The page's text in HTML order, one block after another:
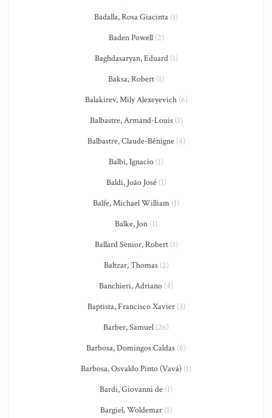
Badalla, Rosa Giacinta (1)
Baden Powell(2)
Baghdasaryan, Eduard(1)
Baksa, Robert (1)
Balakirev, Mily Alexeyevich(6)
Balbastre, Armand-Louis(1)
Balbastre, Claude-Bénigne(4)
Balbi, Ignacio (1)
Baldi, João José(1)
Balfe, Michael William (1)
Balke, Jon (1)
Ballard Senior, Robert(1)
Baltzar, Thomas(2)
Banchieri, Adriano (4)
Baptista, Francisco Xavier(3)
Barber, Samuel (26)
Barbosa, Domingos Caldas (8)
Barbosa, Osvaldo Pinto (Vavá) (1)
Bardi, Giovanni de (1)
Bargiel, Woldemar (1)